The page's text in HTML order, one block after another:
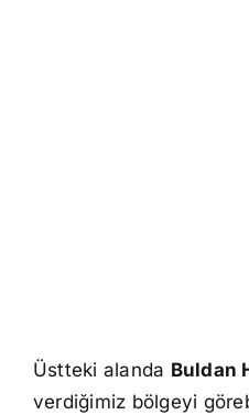
Üstteki alanda Buldan
verdiğimiz bölgeyi